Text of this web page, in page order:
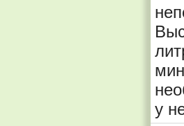
у